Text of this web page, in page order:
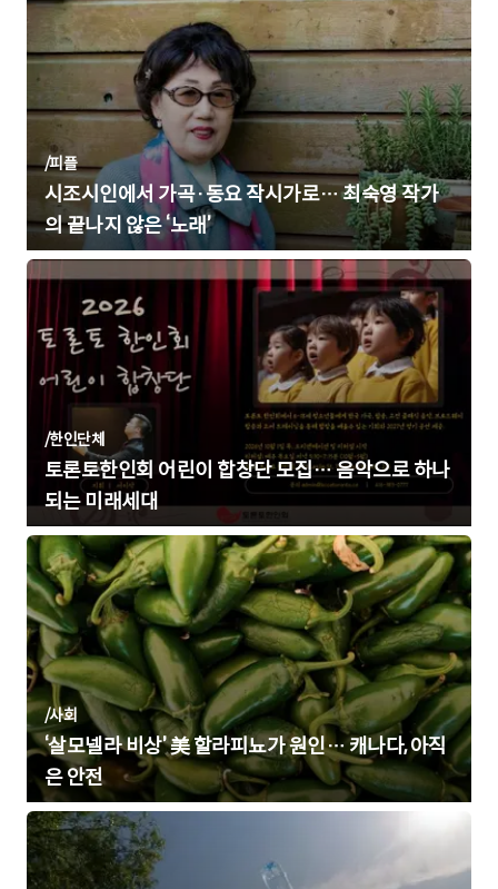
/피플
시조시인에서 가곡·동요 작시가로… 최숙영 작가
의 끝나지 않은 ‘노래’
/한인단체
토론토한인회 어린이 합창단 모집… 음악으로 하나
되는 미래세대
/사회
‘살모넬라 비상’ 美 할라피뇨가 원인… 캐나다, 아직
은 안전